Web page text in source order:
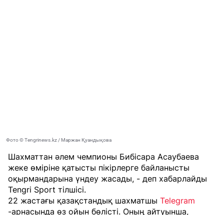
Фото © Tengrinews.kz / Маржан Қуандықова
Шахматтан әлем чемпионы Бибісара Асаубаева
жеке өміріне қатысты пікірлерге байланысты
оқырмандарына үндеу жасады, - деп хабарлайды
Tengri Sport тілшісі.
22 жастағы қазақстандық шахматшы Telegram
-арнасында өз ойын бөлісті. Оның айтуынша,